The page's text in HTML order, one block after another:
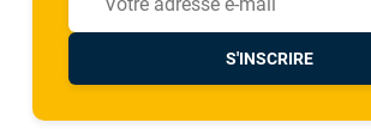
S'INSCRIRE